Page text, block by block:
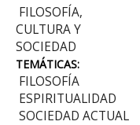
FILOSOFÍA,
CULTURA Y
SOCIEDAD
TEMÁTICAS:
FILOSOFÍA
ESPIRITUALIDAD
SOCIEDAD ACTUAL